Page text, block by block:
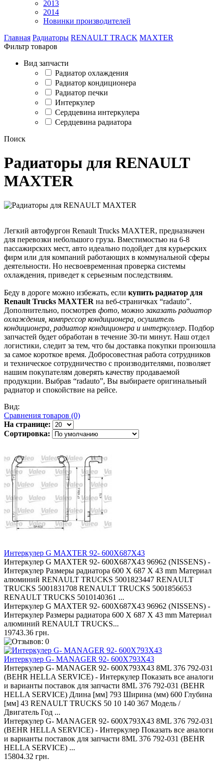
2013
2014
Новинки производителей
Главная Радиаторы RENAULT TRACK MAXTER
Фильтр товаров
Вид запчасти
Радиатор охлаждения
Радиатор кондиционера
Радиатор печки
Интеркулер
Сердцевина интеркулера
Сердцевина радиатора
Поиск
Радиаторы для RENAULT
MAXTER
Легкий автофургон Renault Trucks MAXTER, предназначен
для перевозки небольшого груза. Вместимостью на 6-8
пассажирских мест, авто идеально подойдет для курьерских
фирм или для компаний работающих в коммунальной сферы
деятельности. Но несвоевременная проверка системы
охлаждения, приведет к серьезным последствиям.
Беду в дороге можно избежать, если купить радиатор для
Renault Trucks MAXTER на веб-страничках “radauto”.
Дополнительно, посмотрев фото, можнозаказать радиатор
охлаждения, компрессор кондиционера, осушитель
кондиционера, радиатор кондиционера и интеркуллер. Подбор
запчастей будет обработан в течение 30-ти минут. Наш отдел
логистики, следит за тем, что бы доставка покупки произошла
за самое короткое время. Добросовестная работа сотрудников
и техническое сотрудничество с производителями, позволяет
нашим покупателям доверять качеству продаваемой
продукции. Выбрав “radauto”, Вы выбираете оригинальный
радиатор и спокойствие на рейсе.
Вид:
Сравнения товаров (0)
На странице:
Сортировка:
Интеркулер G MAXTER 92- 600X687X43
Интеркулер G MAXTER 92- 600X687X43 96962 (NISSENS) -
Интеркулер Размеры радиатора 600 X 687 X 43 mm Материал
алюминий RENAULT TRUCKS 5001823447 RENAULT
TRUCKS 5001831708 RENAULT TRUCKS 5001856653
RENAULT TRUCKS 5010140361 ...
Интеркулер G MAXTER 92- 600X687X43 96962 (NISSENS) -
Интеркулер Размеры радиатора 600 X 687 X 43 mm Материал
алюминий RENAULT TRUCKS...
19743.36 грн.
Интеркулер G- MANAGER 92- 600X793X43
Интеркулер G- MANAGER 92- 600X793X43 8ML 376 792-031
(BEHR HELLA SERVICE) - Интеркулер Показать все аналоги
и варианты поставок для запчасти 8ML 376 792-031 (BEHR
HELLA SERVICE) Длина [мм] 793 Ширина (мм) 600 Глубина
[мм] 43 RENAULT TRUCKS 50 10 140 367 Модель /
Двигатель Год ...
Интеркулер G- MANAGER 92- 600X793X43 8ML 376 792-031
(BEHR HELLA SERVICE) - Интеркулер Показать все аналоги
и варианты поставок для запчасти 8ML 376 792-031 (BEHR
HELLA SERVICE) ...
15804.32 грн.